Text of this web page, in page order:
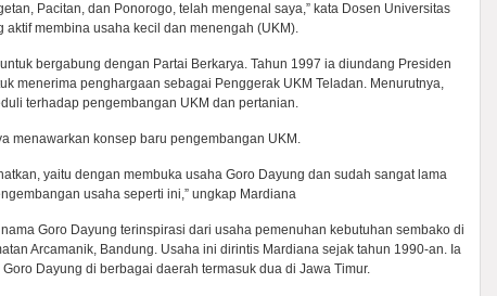
Pacitan, dan Ponorogo, telah mengenal saya,” kata Dosen Universitas
aktif membina usaha kecil dan menengah (UKM).
bergabung dengan Partai Berkarya. Tahun 1997 ia diundang Presiden
menerima penghargaan sebagai Penggerak UKM Teladan. Menurutnya,
terhadap pengembangan UKM dan pertanian.
menawarkan konsep baru pengembangan UKM.
yaitu dengan membuka usaha Goro Dayung dan sudah sangat lama
usaha seperti ini,” ungkap Mardiana
Goro Dayung terinspirasi dari usaha pemenuhan kebutuhan sembako di
Arcamanik, Bandung. Usaha ini dirintis Mardiana sejak tahun 1990-an. Ia
Dayung di berbagai daerah termasuk dua di Jawa Timur.